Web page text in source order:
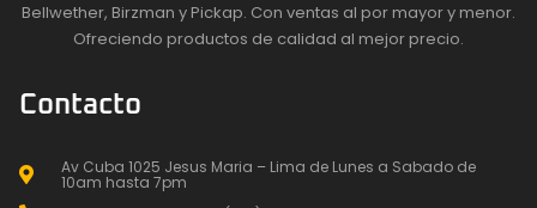
Bellwether, Birzman y Pickap. Con ventas al por mayor y menor.
Ofreciendo productos de calidad al mejor precio.
Contacto
Av Cuba 1025 Jesus Maria – Lima de Lunes a Sabado de
10am hasta 7pm